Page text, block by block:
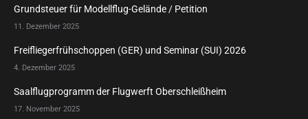
Grundsteuer für Modellflug-Gelände / Petition
11. Dezember 2025
Freifliegerfrühschoppen (GER) und Seminar (SUI) 2026
4. Dezember 2025
Saalflugprogramm der Flugwerft Oberschleißheim
17. November 2025